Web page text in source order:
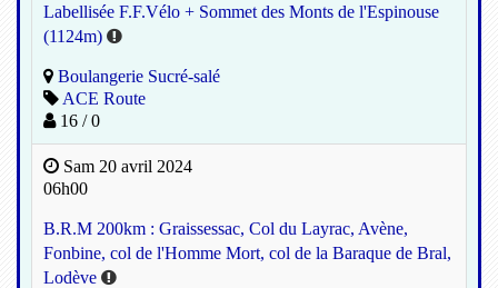
Labellisée F.F.Vélo + Sommet des Monts de l'Espinouse
(1124m)
Boulangerie Sucré-salé
ACE Route
16 / 0
Sam 20 avril 2024
06h00
B.R.M 200km : Graissessac, Col du Layrac, Avène,
Fonbine, col de l'Homme Mort, col de la Baraque de Bral,
Lodève